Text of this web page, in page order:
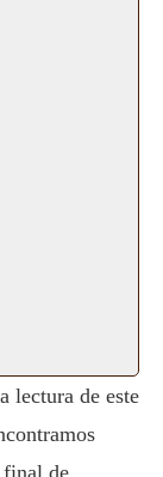
lectura de este
de